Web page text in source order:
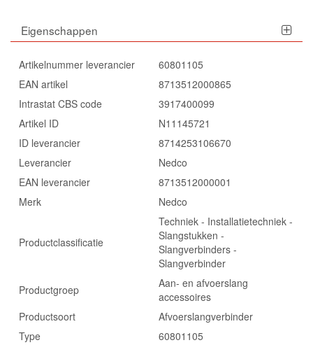
Eigenschappen
Artikelnummer leverancier
60801105
EAN artikel
8713512000865
Intrastat CBS code
3917400099
Artikel ID
N11145721
ID leverancier
8714253106670
Leverancier
Nedco
EAN leverancier
8713512000001
Merk
Nedco
Productclassificatie
Techniek - Installatietechniek -
Slangstukken -
Slangverbinders -
Slangverbinder
Productgroep
Aan- en afvoerslang
accessoires
Productsoort
Afvoerslangverbinder
Type
60801105